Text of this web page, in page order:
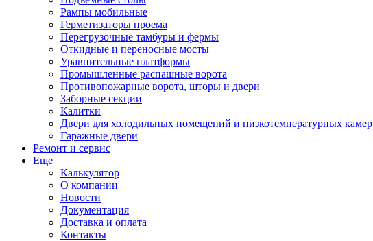
Рампы мобильные
Герметизаторы проема
Перегрузочные тамбуры и фермы
Откидные и переносные мосты
Уравнительные платформы
Промышленные распашные ворота
Противопожарные ворота, шторы и двери
Заборные секции
Калитки
Двери для холодильных помещений и низкотемпературных камер
Гаражные двери
Ремонт и сервис
Еще
Калькулятор
О компании
Новости
Документация
Доставка и оплата
Контакты